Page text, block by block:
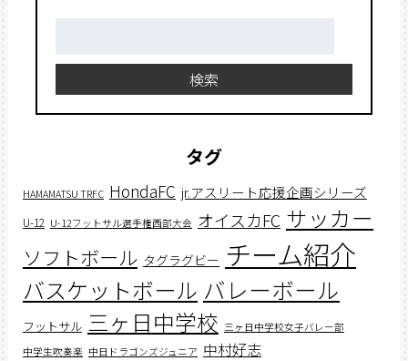
検索
タグ
HAMAMATSU TRFC HondaFC jr.アスリート応援企画シリーズ
U-12 U-12フットサル選手権西部大会 オイスカFC サッカー
ソフトボール タグラグビー チーム紹介
バスケットボール バレーボール
フットサル 三ヶ日中学校 三ヶ日中学校女子バレー部
中学生吹奏楽 中日ドラゴンズジュニア 中村好志